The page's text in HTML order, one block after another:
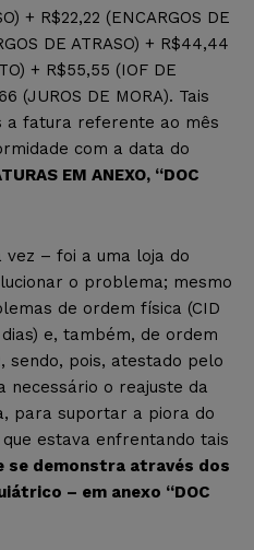
+ R$22,22 (ENCARGOS DE
DE ATRASO) + R$44,44
+ R$55,55 (IOF DE
(JUROS DE MORA). Tais
a fatura referente ao mês
com a data do
EM ANEXO, “DOC
vez – foi a uma loja do
o problema; mesmo
de ordem física (CID
e, também, de ordem
sendo, pois, atestado pelo
necessário o reajuste da
para suportar a piora do
estava enfrentando tais
se demonstra através dos
– em anexo “DOC